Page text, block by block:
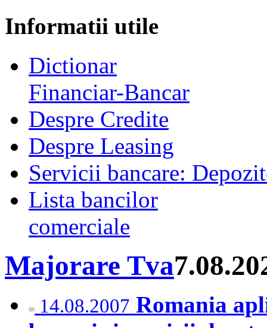
Informatii utile
Dictionar
Financiar-Bancar
Despre Credite
Despre Leasing
Servicii bancare:
Lista bancilor
comerciale
Majorare Tva
14.08.2007 Romania